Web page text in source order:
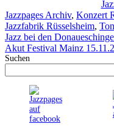
Kategorien
Jazzpages Archiv, Konzert
Jazzfabrik Rüsselsheim,
Jazz bei den
Akut Festival Mainz
Suchen